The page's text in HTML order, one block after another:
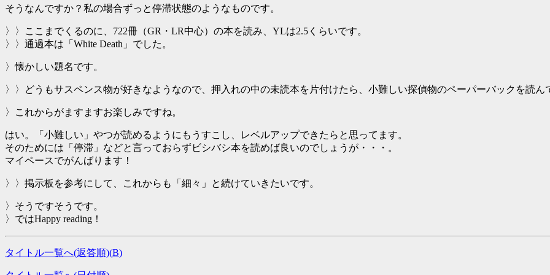
そうなんですか？私の場合ずっと停滞状態のようなものです。
〉〉ここまでくるのに、722冊（GR・LR中心）の本を読み、YLは2.5くらいです。
〉〉通過本は「White Death」でした。
〉懐かしい題名です。
〉〉どうもサスペンス物が好きなようなので、押入れの中の未読本を片付けたら、小難しい探偵物のペーパーバックを読ん
〉これからがますますお楽しみですね。
はい。「小難しい」やつが読めるようにもうすこし、レベルアップできたらと思ってます。
そのためには「停滞」などと言っておらずビシバシ本を読めば良いのでしょうが・・・。
マイペースでがんばります！
〉〉掲示板を参考にして、これからも「細々」と続けていきたいです。
〉そうですそうです。
〉ではHappy reading！
タイトル一覧へ(返答順)(B)